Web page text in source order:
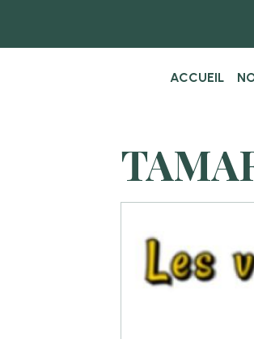
ACCUEIL